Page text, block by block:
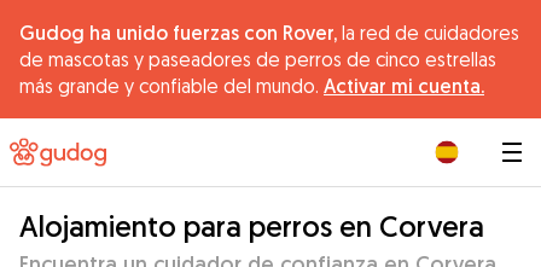
Gudog ha unido fuerzas con Rover, la red de cuidadores
de mascotas y paseadores de perros de cinco estrellas
más grande y confiable del mundo. Activar mi cuenta.
Alojamiento para perros en Corvera